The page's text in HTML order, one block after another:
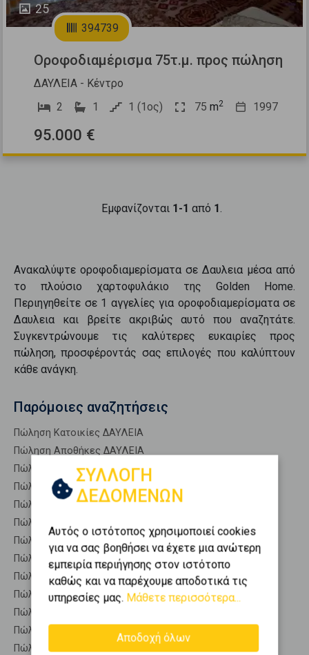
25
394739
Οροφοδιαμέρισμα 75τ.μ. προς πώληση
ΔΑΥΛΕΙΑ - Κέντρο
2
1 1 (1ος) 75 m2 1997
95.000 €
Εμφανίζονται 1-1 από 1
Ανακαλύψτε οροφοδιαμερίσματα σε Δαυλεια μέσα από
το πλούσιο χαρτοφυλάκιο της Golden Home.
Περιηγηθείτε σε 1 αγγελίες για οροφοδιαμερίσματασε
Δαυλεια και βρείτε ακριβώς αυτό που αναζητάτε.
Συγκεντρώνουμε τις καλύτερες ευκαιρίες προς
πώληση, προσφέροντάς σας επιλογές που καλύπτουν
κάθε ανάγκη.
Παρόμοιες αναζητήσεις
Πώληση Κατοικίες ΔΑΥΛΕΙΑ
Πώληση Αποθήκες ΔΑΥΛΕΙΑ
Πώληση Γκαρσονιέρες ΔΑΥΛΕΙΑ
Πώληση Διαμερίσματα ΔΑΥΛΕΙΑ
Πώληση Κτίρια ΔΑΥΛΕΙΑ
Πώληση Μεζονέτες (ανεξάρτητη) ΔΑΥΛΕΙΑ
Πώληση Μεζονέτες (εφαπτόμενη) ΔΑΥΛΕΙΑ
Πώληση Μονοκατοικίες ΔΑΥΛΕΙΑ
Πώληση Οικίες ΔΑΥΛΕΙΑ
Πώληση Οροφοδιαμερίσματα ΔΑΥΛΕΙΑ
Πώληση Οροφομεζονέτες ΔΑΥΛΕΙΑ
Πώληση Ρετιρέ ΔΑΥΛΕΙΑ
Πώληση Συγκροτήματα κατοικιών ΔΑΥΛΕΙΑ
ΣΥΛΛΟΓΗ
ΔΕΔΟΜΕΝΩΝ
Αυτός ο ιστότοπος χρησιμοποιεί cookies
για να σας βοηθήσει να έχετε μια ανώτερη
εμπειρία περιήγησης στον ιστότοπο
καθώς και να παρέχουμε αποδοτικά τις
υπηρεσίες μας. Μάθετε περισσότερα...
Αποδοχή όλων